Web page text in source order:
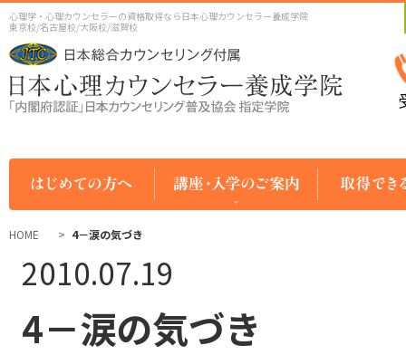
心理学・心理カウンセラーの資格取得なら日本心理カウンセラー養成学院
東京校/名古屋校/大阪校/滋賀校
HOME 4－涙の気づき
2010.07.19
4－涙の気づき